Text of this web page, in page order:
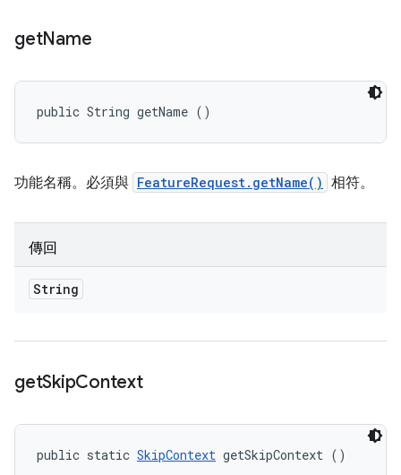
getName
public String getName ()
功能名稱。必須與 FeatureRequest.getName() 相符。
傳回
String
getSkipContext
public static SkipContext getSkipContext ()